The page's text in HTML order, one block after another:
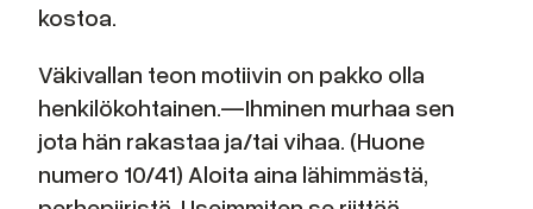
kostoa.
Väkivallan teon motiivin on pakko olla
henkilökohtainen.—Ihminen murhaa sen
jota hän rakastaa ja/tai vihaa. (Huone
numero 10/41) Aloita aina lähimmästä,